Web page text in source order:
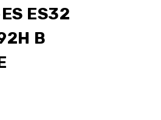
ES32
В